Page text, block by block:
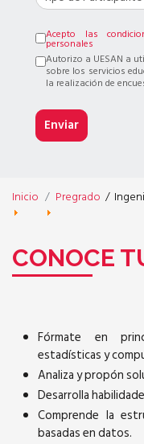
Acepto las
personales
Autorizo a UESAN a
sobre los servicios
la realización de
Inicio Pregrado /
CONOCE
Fórmate en
estadísticas y
Analiza y propón
Desarrolla
Comprende la
basadas en datos.